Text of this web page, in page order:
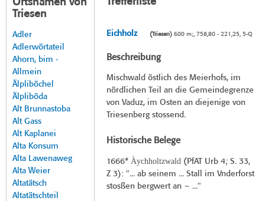
Ortsnamen von
Triesen
Adler
Adlerwörtateil
Ahorn, bim -
Allmein
Älpliböchel
Älpliböda
Alt Brunnastoba
Alt Gass
Alt Kaplanei
Alta Konsum
Alta Lawenaweg
Alta Weier
Altatätsch
Altatätschteil
Eichholz (Triesen)600 m;, 758,80 - 221,25, 5-Q
Beschreibung
Mischwald östlich des Meierhofs, im
nördlichen Teil an die Gemeindegrenze
von Vaduz, im Osten an diejenige von
Triesenberg stossend.
Historische Belege
1666* Àychholtzwald( PfAT Urb 4; S. 33,
Z 3): "... ab seinem ... Stall im Vnderforst
stosßen bergwert an ~ ..."